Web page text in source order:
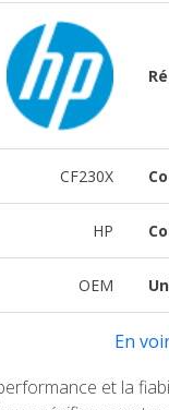
CF230X
HP
OEM
En
et la